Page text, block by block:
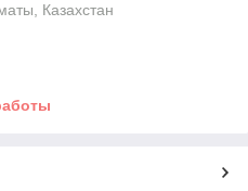
Казахстан